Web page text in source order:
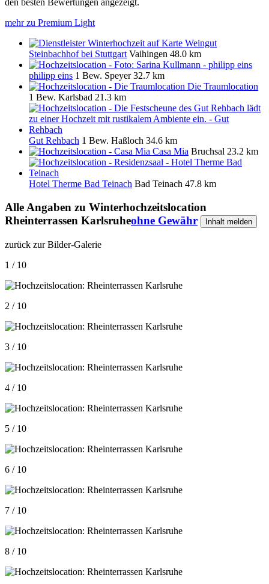
den besten Bewertungen angezeigt.
mehr zu Premium Light
Weingut
Steinbachhof bei Stuttgart Vaihingen 48.0 km
philipp eins 1 Bew. Speyer 32.7 km
Die Traumlocation
1 Bew. Karlsbad 21.3 km
Gut Rehbach 1 Bew. Haßloch 34.6 km
Casa Mia Bruchsal 23.2 km
Hotel Therme Bad Teinach Bad Teinach 47.8 km
Alle Angaben zu Winterhochzeitslocation
Rheinterrassen Karlsruheohne Gewähr Inhalt melden
zurück zur Bilder-Galerie
1 / 10
2 / 10
3 / 10
4 / 10
5 / 10
6 / 10
7 / 10
8 / 10